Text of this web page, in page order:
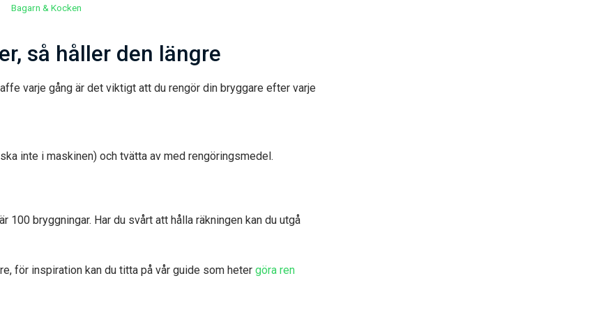
Bagarn & Kocken
så håller den längre
varje gång är det viktigt att du rengör din bryggare efter varje
inte i maskinen) och tvätta av med rengöringsmedel.
100 bryggningar. Har du svårt att hålla räkningen kan du utgå
för inspiration kan du titta på vår guide som heter göra ren